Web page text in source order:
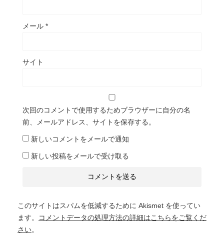
メール *
サイト
次回のコメントで使用するためブラウザーに自分の名
前、メールアドレス、サイトを保存する。
新しいコメントをメールで通知
新しい投稿をメールで受け取る
このサイトはスパムを低減するために Akismet を使ってい
ます。
コメントデータの処理方法の詳細はこちらをご覧くだ
さい。